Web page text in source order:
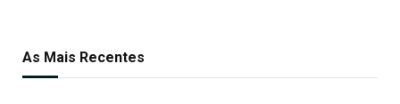
As Mais Recentes